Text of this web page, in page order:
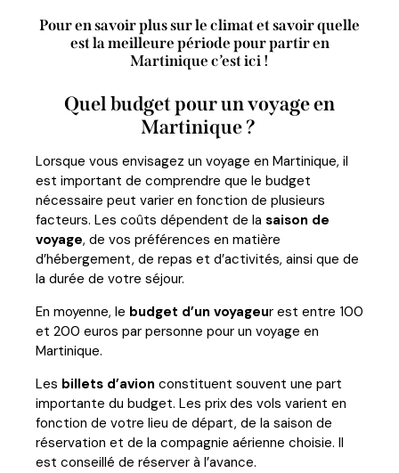
Pour en savoir plus sur le climat et savoir quelle
est la meilleure période pour partir en
Martinique c’est ici !
Quel budget pour un voyage en
Martinique ?
Lorsque vous envisagez un voyage en Martinique, il
est important de comprendre que le budget
nécessaire peut varier en fonction de plusieurs
facteurs. Les coûts dépendent de la saison de
voyage, de vos préférences en matière
d’hébergement, de repas et d’activités, ainsi que de
la durée de votre séjour.
En moyenne, le budget d’un voyageur est entre 100
et 200 euros par personne pour un voyage en
Martinique.
Les billets d’avion constituent souvent une part
importante du budget. Les prix des vols varient en
fonction de votre lieu de départ, de la saison de
réservation et de la compagnie aérienne choisie. Il
est conseillé de réserver à l’avance.